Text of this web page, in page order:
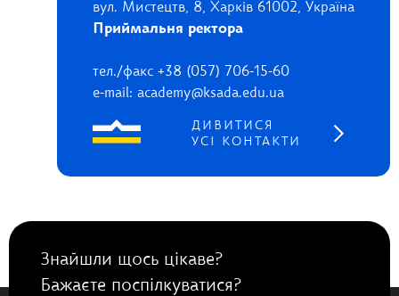
вул. Мистецтв, 8, Харків 61002, Україна
Приймальня ректора
тел./факс +38 (057) 706-15-60
e-mail: academy@ksada.edu.ua
ДИВИТИСЯ
УСІ КОНТАКТИ
Знайшли щось цікаве?
Бажаєте поспілкуватися?